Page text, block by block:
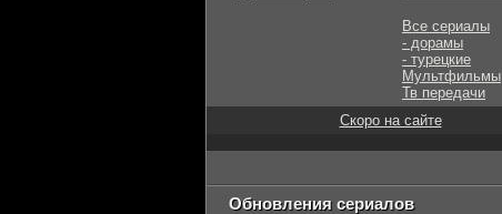
Все сериалы
- дорамы
- турецкие
Мультфильмы
Тв передачи
Скоро на сайте
Обновления сериалов